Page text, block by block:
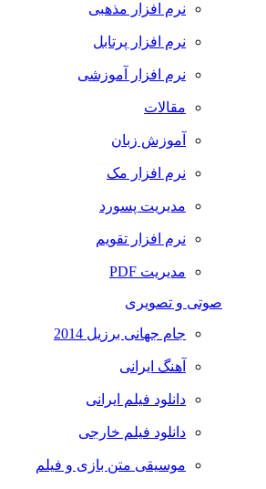
نرم افزار مذهبی
نرم افزار پرتابل
نرم افزار آموزشی
مقالات
آموزش زبان
نرم افزار مک
مدیریت پسورد
نرم افزار تقویم
مدیریت PDF
صوتی و تصویری
جام جهانی برزیل 2014
آهنگ ایرانی
دانلود فیلم ایرانی
دانلود فیلم خارجی
موسیقی متن بازی و فیلم